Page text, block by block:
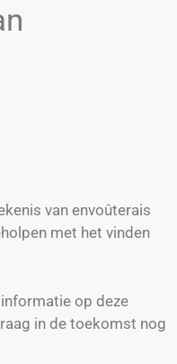
van envoûterais
met het vinden
op deze
in de toekomst nog